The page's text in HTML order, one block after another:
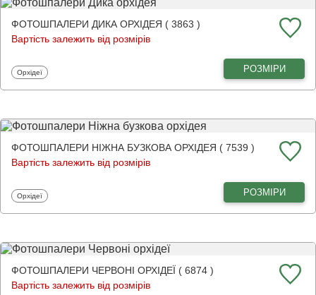
ФОТОШПАЛЕРИ ДИКА ОРХІДЕЯ ( 3863 )
Вартість залежить від розмірів
Фотошпалери
Орхідеї РОЗМІРИ
ФОТОШПАЛЕРИ НІЖНА БУЗКОВА ОРХІДЕЯ ( 7539 )
Вартість залежить від розмірів
Фотошпалери
Орхідеї РОЗМІРИ
ФОТОШПАЛЕРИ ЧЕРВОНІ ОРХІДЕЇ ( 6874 )
Вартість залежить від розмірів